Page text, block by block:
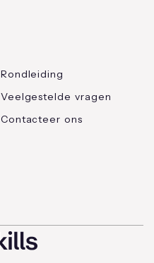
Rondleiding
Veelgestelde vragen
Contacteer ons